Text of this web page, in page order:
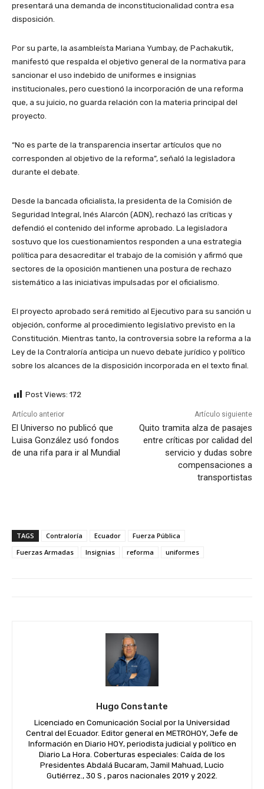
presentará una demanda de inconstitucionalidad contra esa
disposición.
Por su parte, la asambleísta Mariana Yumbay, de Pachakutik,
manifestó que respalda el objetivo general de la normativa para
sancionar el uso indebido de uniformes e insignias
institucionales, pero cuestionó la incorporación de una reforma
que, a su juicio, no guarda relación con la materia principal del
proyecto.
“No es parte de la transparencia insertar artículos que no
corresponden al objetivo de la reforma”, señaló la legisladora
durante el debate.
Desde la bancada oficialista, la presidenta de la Comisión de
Seguridad Integral, Inés Alarcón (ADN), rechazó las críticas y
defendió el contenido del informe aprobado. La legisladora
sostuvo que los cuestionamientos responden a una estrategia
política para desacreditar el trabajo de la comisión y afirmó que
sectores de la oposición mantienen una postura de rechazo
sistemático a las iniciativas impulsadas por el oficialismo.
El proyecto aprobado será remitido al Ejecutivo para su sanción u
objeción, conforme al procedimiento legislativo previsto en la
Constitución. Mientras tanto, la controversia sobre la reforma a la
Ley de la Contraloría anticipa un nuevo debate jurídico y político
sobre los alcances de la disposición incorporada en el texto final.
Post Views: 172
Artículo anterior
El Universo no publicó que
Luisa González usó fondos
de una rifa para ir al Mundial
Artículo siguiente
Quito tramita alza de pasajes
entre críticas por calidad del
servicio y dudas sobre
compensaciones a
transportistas
TAGS Contraloría Ecuador
Fuerza Pública
Fuerzas Armadas
Insignias reforma uniformes
Hugo Constante
Licenciado en Comunicación Social por la Universidad
Central del Ecuador. Editor general en METROHOY, Jefe de
Información en Diario HOY, periodista judicial y político en
Diario La Hora. Coberturas especiales: Caída de los
Presidentes Abdalá Bucaram, Jamil Mahuad, Lucio
Gutiérrez., 30 S , paros nacionales 2019 y 2022.